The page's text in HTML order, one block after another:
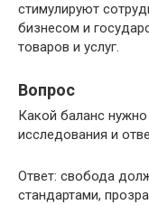
стимулируют
бизнесом и
товаров и услуг.
Вопрос
Какой баланс
исследования и
Ответ: свобода
стандартами,